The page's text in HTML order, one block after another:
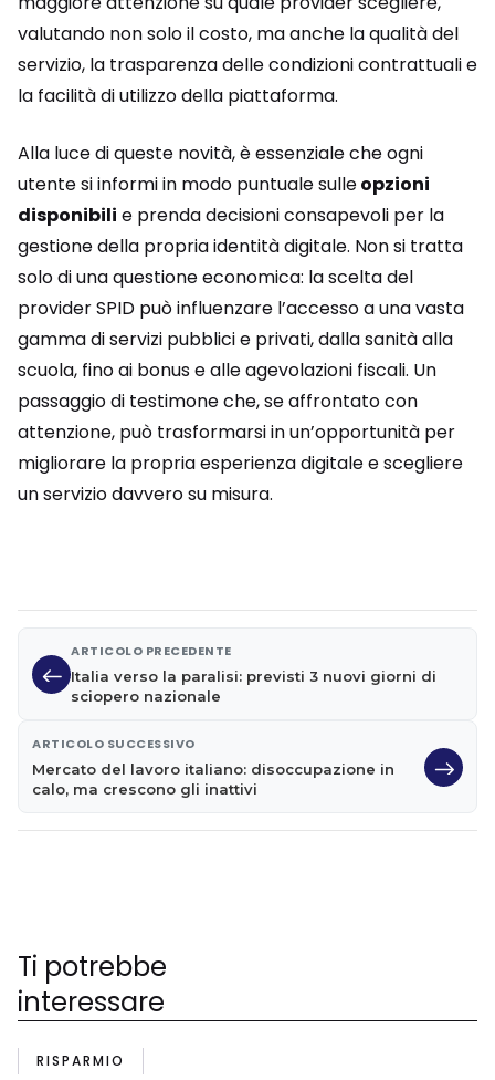
valutando non solo il costo, ma anche la qualità del
servizio, la trasparenza delle condizioni contrattuali e
la facilità di utilizzo della piattaforma.
Alla luce di queste novità, è essenziale che ogni
utente si informi in modo puntuale sulleopzioni
disponibili e prenda decisioni consapevoli per la
gestione della propria identità digitale. Non si tratta
solo di una questione economica: la scelta del
provider SPID può influenzare l’accesso a una vasta
gamma di servizi pubblici e privati, dalla sanità alla
scuola, fino ai bonus e alle agevolazioni fiscali. Un
passaggio di testimone che, se affrontato con
attenzione, può trasformarsi in un’opportunità per
migliorare la propria esperienza digitale e scegliere
un servizio davvero su misura.
ARTICOLO PRECEDENTE
Italia verso la paralisi: previsti 3 nuovi giorni di
sciopero nazionale
ARTICOLO SUCCESSIVO
Mercato del lavoro italiano: disoccupazione in
calo, ma crescono gli inattivi
Ti potrebbe
interessare
RISPARMIO